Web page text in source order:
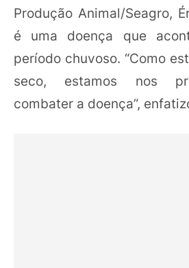
Produção Animal/Seagro,
é uma doença que
período chuvoso. “Como
seco, estamos nos
combater a doença”,